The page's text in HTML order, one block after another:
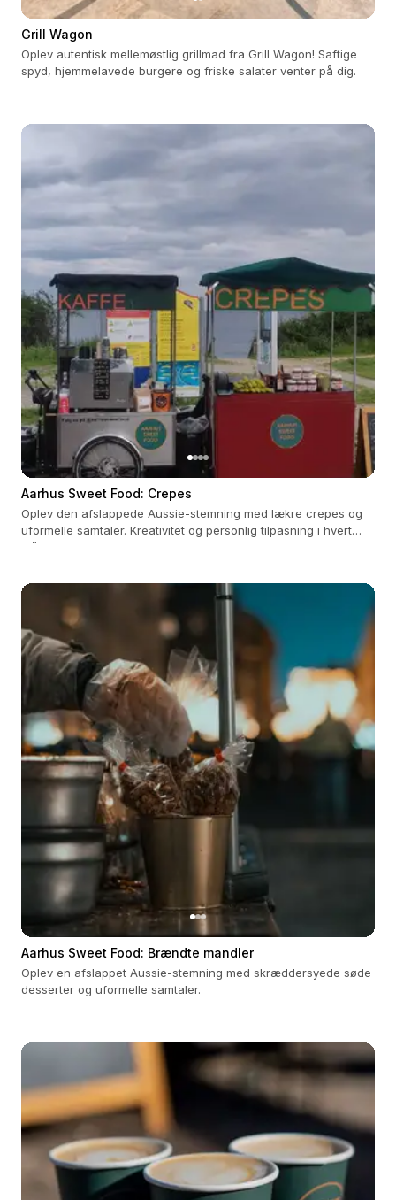
Grill Wagon
Oplev autentisk mellemøstlig grillmad fra Grill Wagon! Saftige
spyd, hjemmelavede burgere og friske salater venter på dig.
Aarhus Sweet Food: Crepes
Oplev den afslappede Aussie-stemning med lækre crepes og
uformelle samtaler. Kreativitet og personlig tilpasning i hvert
måltid.
Aarhus Sweet Food: Brændte mandler
Oplev en afslappet Aussie-stemning med skræddersyede søde
desserter og uformelle samtaler.